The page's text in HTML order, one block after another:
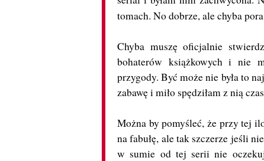
tomach. No dobrze, ale chyba
Chyba muszę oficjalnie
bohaterów książkowych i nie
przygody. Być może nie była to
zabawę i miło spędziłam z nią
Można by pomyśleć, że przy tej
na fabułę, ale tak szczerze jeśli
w sumie od tej serii nie